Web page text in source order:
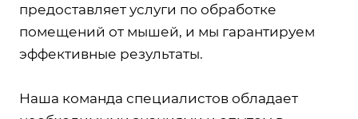
предоставляет услуги по обработке
помещений от мышей, и мы гарантируем
эффективные результаты.
Наша команда специалистов обладает